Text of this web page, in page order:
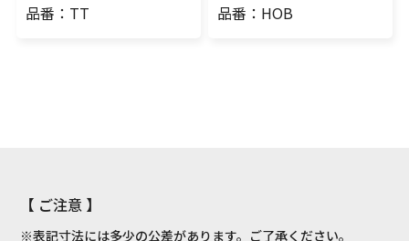
品番：TT
品番：HOB
【 ご注意 】
※表記寸法には多少の公差があります。ご了承ください。